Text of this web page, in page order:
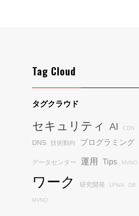
Tag Cloud
タグクラウド
セキュリティ AI CDN
DNS 技術動向 プログラミング
データセンター 運用 Tips MVNO
ワーク
研究開発 LPWA DB
MVNO